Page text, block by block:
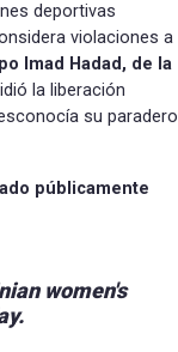
deportivas
violaciones a
Imad Hadad, de la
la liberación
su paradero
públicamente
women's